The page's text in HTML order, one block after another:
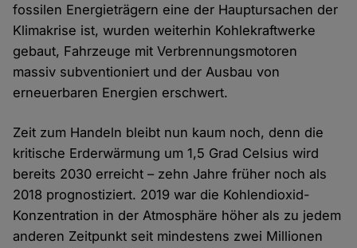
fossilen Energieträgern eine der Hauptursachen der
Klimakrise ist, wurden weiterhin Kohlekraftwerke
gebaut, Fahrzeuge mit Verbrennungsmotoren
massiv subventioniert und der Ausbau von
erneuerbaren Energien erschwert.
Zeit zum Handeln bleibt nun kaum noch, denn die
kritische Erderwärmung um 1,5 Grad Celsius wird
bereits 2030 erreicht – zehn Jahre früher noch als
2018 prognostiziert. 2019 war die Kohlendioxid-
Konzentration in der Atmosphäre höher als zu jedem
anderen Zeitpunkt seit mindestens zwei Millionen